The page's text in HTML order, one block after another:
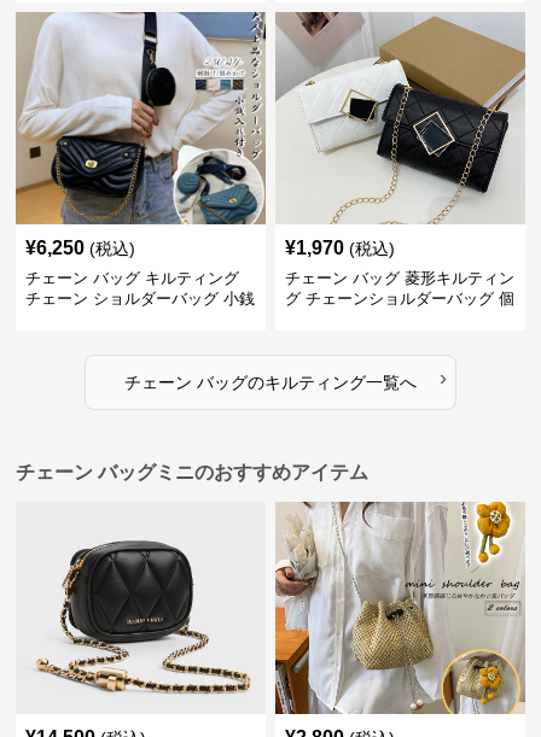
¥6,250 (税込)
チェーン バッグ キルティング
チェーン ショルダーバッグ 小銭
¥1,970 (税込)
チェーン バッグ 菱形キルティン
グ チェーンショルダーバッグ 個
チェーン バッグのキルティング一覧へ ›
チェーン バッグミニのおすすめアイテム